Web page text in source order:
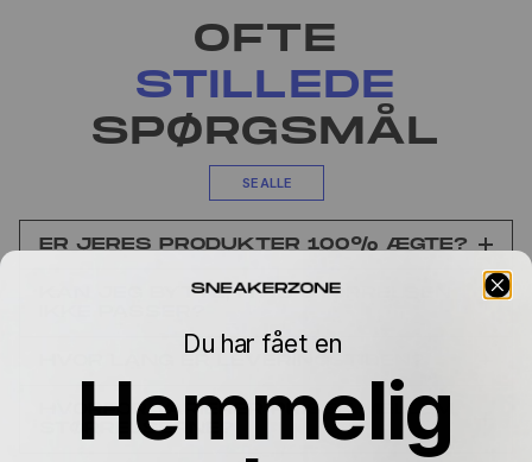
OFTE
STILLEDE
SPØRGSMÅL
SE ALLE
ER JERES PRODUKTER 100% ÆGTE?
KAN JEG BYTTE, HVIS STØRRELSEN
HVORFOR VARIERER PRISEN MELLEM
STØRRELSERNE?
Du har fået en
Hemmelig